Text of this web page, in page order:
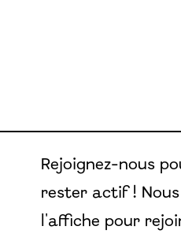
Rejoignez-nous
rester actif !
l'affiche pour